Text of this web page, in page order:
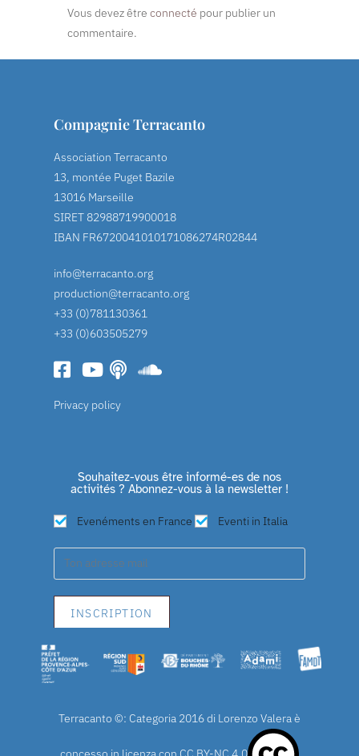
Vous devez être connecté pour publier un
commentaire.
Compagnie Terracanto
Association Terracanto
13, montée Puget Bazile
13016 Marseille
SIRET 82988719900018
IBAN FR6720041010171086274R02844
info@terracanto.org
production@terracanto.org
+33 (0)781130361
+33 (0)603505279
Privacy policy
Souhaitez-vous être informé-es de nos
activités ? Abonnez-vous à la newsletter !
Evenéments en France Eventi in Italia
Terracanto ©: Categoria 2016 di Lorenzo Valera è
concesso in licenza con CC BY-NC 4.0